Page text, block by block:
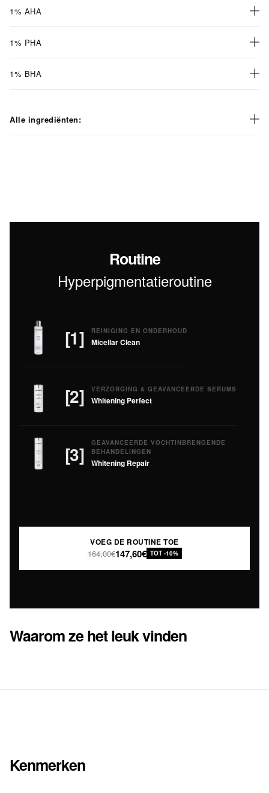
1% AHA
1% PHA
1% BHA
Alle ingrediënten:
Routine
Hyperpigmentatieroutine
[1] REINIGING EN ONDERHOUD
Micellar Clean
[2] VERZORGING & GEAVANCEERDE SERUMS
Whitening Perfect
[3]
GEAVANCEERDE VOCHTINBRENGENDE
BEHANDELINGEN
Whitening Repair
VOEG DE ROUTINE TOE
164,00€147,60€ TOT -10%
Waarom ze het leuk vinden
Kenmerken